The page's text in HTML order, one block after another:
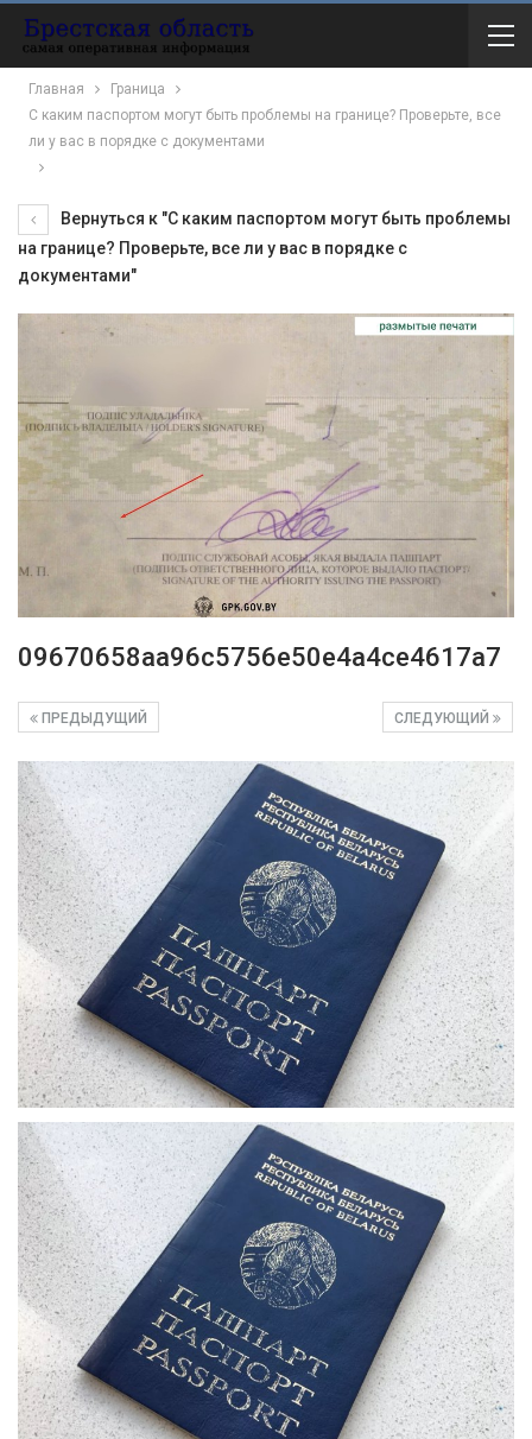
Главная
Граница
С каким паспортом могут быть проблемы на границе? Проверьте, все
ли у вас в порядке с документами
Вернуться к "С каким паспортом могут быть проблемы
на границе? Проверьте, все ли у вас в порядке с
документами"
09670658aa96c5756e50e4a4ce4617a7
СЛЕДУЮЩИЙ
ПРЕДЫДУЩИЙ